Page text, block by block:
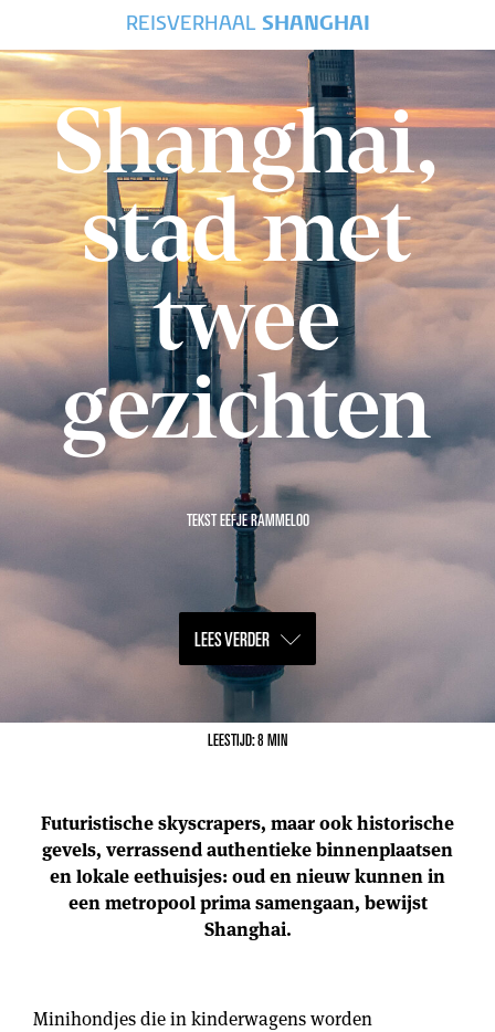
REISVERHAAL SHANGHAI
Shanghai,
stad met
twee
gezichten
TEKST EEFJE RAMMELOO
LEES VERDER
LEESTIJD: 8 MIN
Futuristische skyscrapers, maar ook historische
gevels, verrassend authentieke binnenplaatsen
en lokale eethuisjes: oud en nieuw kunnen in
een metropool prima samengaan, bewijst
Shanghai.
Minihondjes die in kinderwagens worden